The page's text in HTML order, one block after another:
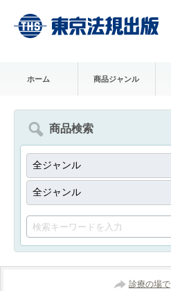
ホーム 商品ジャンル
商品検索
診療の場で